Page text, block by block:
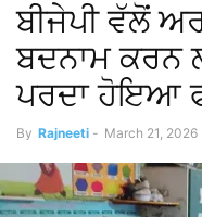
ਬੀਜੇਪੀ ਵੱਲੋਂ
ਬਦਨਾਮ ਕਰਨ
ਪਰਦਾ ਹੋ‌ਇਆ
By Rajneeti - March 21, 2026